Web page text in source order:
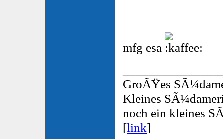
mfg esa
GroÃŸes
Kleines
noch ein kleines
[link]